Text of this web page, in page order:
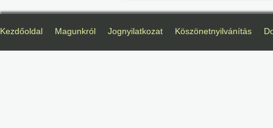
Kezdőoldal Magunkról Jognyilatkozat Köszönetnyilvánítás